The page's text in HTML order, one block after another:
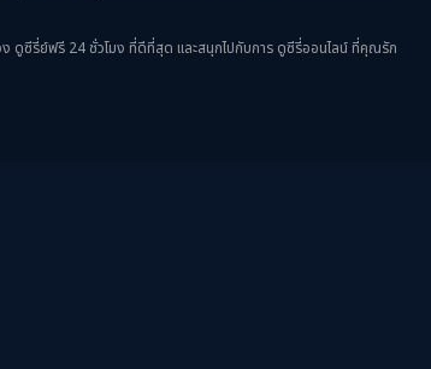
ง ดูซีรี่ย์ฟรี 24 ชั่วโมง ที่ดีที่สุด และสนุกไปกับการ ดูซีรี่ออนไลน์ ที่คุณรัก